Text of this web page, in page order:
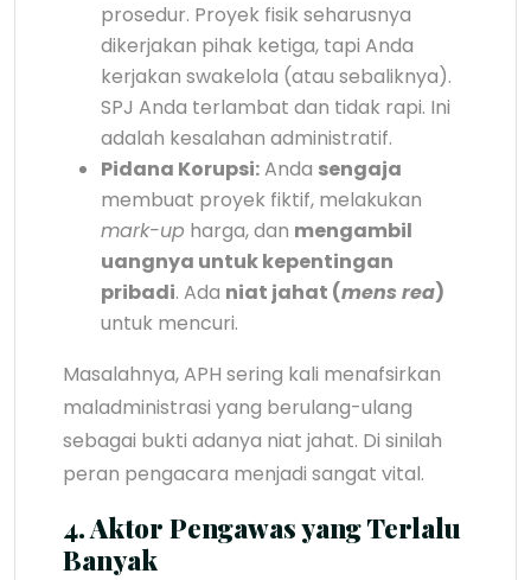
prosedur. Proyek fisik seharusnya
dikerjakan pihak ketiga, tapi Anda
kerjakan swakelola (atau sebaliknya).
SPJ Anda terlambat dan tidak rapi. Ini
adalah kesalahan administratif.
Pidana Korupsi:Anda sengaja
membuat proyek fiktif, melakukan
mark-up harga, dan mengambil
uangnya untuk kepentingan
pribadi. Ada niat jahat (mens rea)
untuk mencuri.
Masalahnya, APH sering kali menafsirkan
maladministrasi yang berulang-ulang
sebagai bukti adanya niat jahat. Di sinilah
peran pengacara menjadi sangat vital.
4. Aktor Pengawas yang Terlalu
Banyak